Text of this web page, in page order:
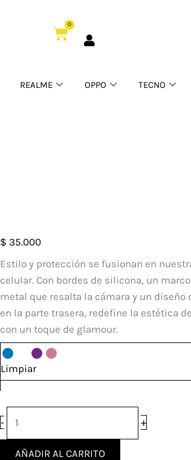
0
Cart
REALME OPPO TECNO
$ 35.000
Estilo y protección se fusionan en
celular. Con bordes de silicona, un
metal que resalta la cámara y un diseño
en la parte trasera, redefine la estética
con un toque de glamour.
Limpiar
-
Case
Pro
Oppo
A38
4G
cantidad
+
AÑADIR AL CARRITO